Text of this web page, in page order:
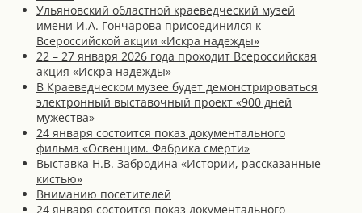
Ульяновский областной краеведческий музей
имени И.А. Гончарова присоединился к
Всероссийской акции «Искра надежды»
22 – 27 января 2026 года проходит Всероссийская
акция «Искра надежды»
В Краеведческом музее будет демонстрироваться
электронный выставочный проект «900 дней
мужества»
24 января состоится показ документального
фильма «Освенцим. Фабрика смерти»
Выставка Н.В. Забродина «Истории, рассказанные
кистью»
Вниманию посетителей
24 января состоится показ документального